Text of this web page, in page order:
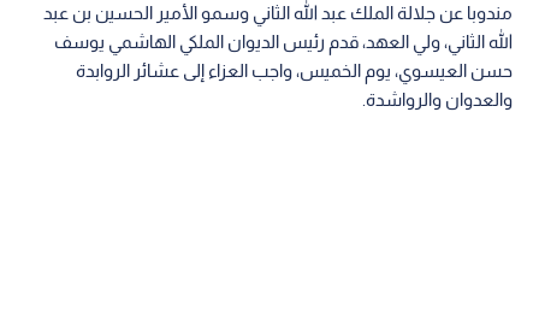
مندوبا عن جلالة الملك عبد الله الثاني وسمو الأمير الحسين بن عبد
الله الثاني، ولي العهد، قدم رئيس الديوان الملكي الهاشمي يوسف
حسن العيسوي، يوم الخميس، واجب العزاء إلى عشائر الروابدة
والعدوان والرواشدة.